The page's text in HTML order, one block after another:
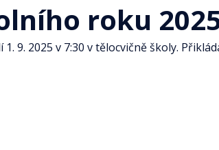
roku
9. 2025 v 7:30 v tělocvičně školy.